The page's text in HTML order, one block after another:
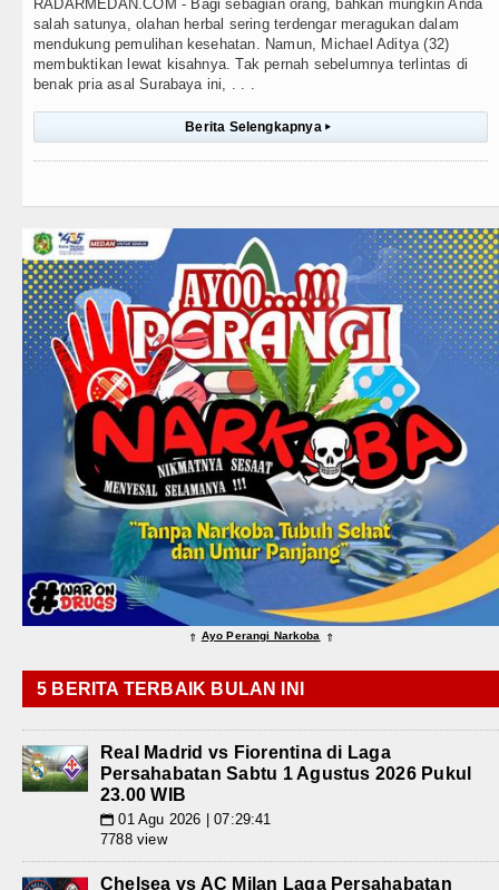
RADARMEDAN.COM - Bagi sebagian orang, bahkan mungkin Anda
salah satunya, olahan herbal sering terdengar meragukan dalam
mendukung pemulihan kesehatan. Namun, Michael Aditya (32)
membuktikan lewat kisahnya. Tak pernah sebelumnya terlintas di
benak pria asal Surabaya ini, . . .
Berita Selengkapnya ▸
⇑ Ayo Perangi Narkoba ⇑
5 BERITA TERBAIK BULAN INI
Real Madrid vs Fiorentina di Laga
Persahabatan Sabtu 1 Agustus 2026 Pukul
23.00 WIB
📅 01 Agu 2026 | 07:29:41
7788 view
Chelsea vs AC Milan Laga Persahabatan